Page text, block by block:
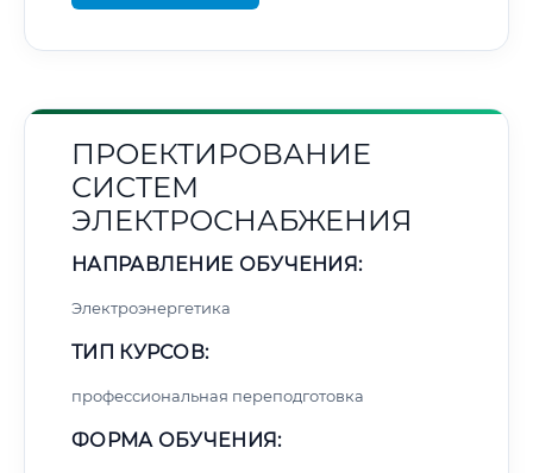
ПРОЕКТИРОВАНИЕ
СИСТЕМ
ЭЛЕКТРОСНАБЖЕНИЯ
НАПРАВЛЕНИЕ ОБУЧЕНИЯ:
Электроэнергетика
ТИП КУРСОВ:
профессиональная переподготовка
ФОРМА ОБУЧЕНИЯ: